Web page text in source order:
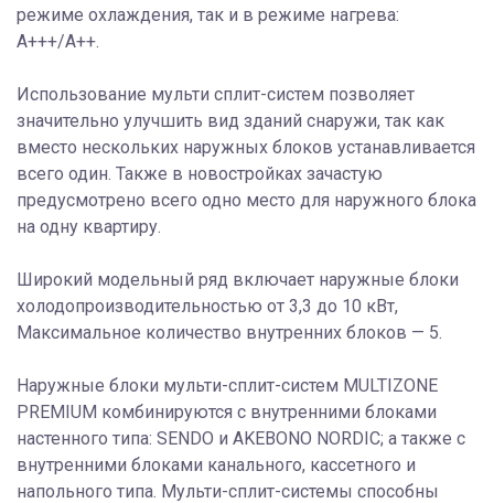
режиме охлаждения, так и в режиме нагрева:
А+++/A++.
Использование мульти сплит-систем позволяет
значительно улучшить вид зданий снаружи, так как
вместо нескольких наружных блоков устанавливается
всего один. Также в новостройках зачастую
предусмотрено всего одно место для наружного блока
на одну квартиру.
Широкий модельный ряд включает наружные блоки
холодопроизводительностью от 3,3 до 10 кВт,
Максимальное количество внутренних блоков — 5.
Наружные блоки мульти-сплит-систем MULTIZONE
PREMIUM комбинируются с внутренними блоками
настенного типа: SENDO и AKEBONO NORDIC; а также с
внутренними блоками канального, кассетного и
напольного типа. Мульти-сплит-системы способны